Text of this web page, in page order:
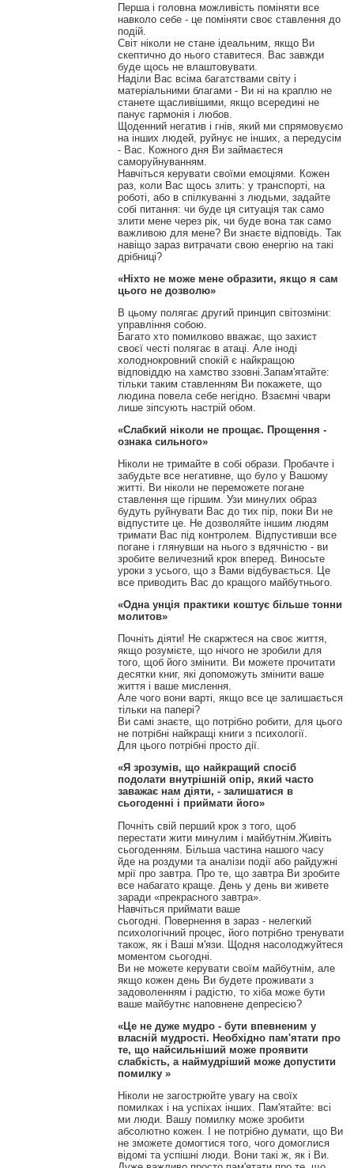
Перша і головна можливість поміняти все
навколо себе - це поміняти своє ставлення до
подій.
Світ ніколи не стане ідеальним, якщо Ви
скептично до нього ставитеся. Вас завжди
буде щось не влаштовувати.
Наділи Вас всіма багатствами світу і
матеріальними благами - Ви ні на краплю не
станете щасливішими, якщо всередині не
панує гармонія і любов.
Щоденний негатив і гнів, який ми спрямовуємо
на інших людей, руйнує не інших, а передусім
- Вас. Кожного дня Ви займаєтеся
саморуйнуванням.
Навчіться керувати своїми емоціями. Кожен
раз, коли Вас щось злить: у транспорті, на
роботі, або в спілкуванні з людьми, задайте
собі питання: чи буде ця ситуація так само
злити мене через рік, чи буде вона так само
важливою для мене? Ви знаєте відповідь. Так
навіщо зараз витрачати свою енергію на такі
дрібниці?
«Ніхто не може мене образити, якщо я сам
цього не дозволю»
В цьому полягає другий принцип світозміни:
управління собою.
Багато хто помилково вважає, що захист
своєї честі полягає в атаці. Але іноді
холоднокровний спокій є найкращою
відповіддю на хамство ззовні. Запам'ятайте:
тільки таким ставленням Ви покажете, що
людина повела себе негідно.
Взаємні чвари
лише зіпсують настрій обом.
«Слабкий ніколи не прощає. Прощення -
ознака сильного»
Ніколи не тримайте в собі образи. Пробачте і
забудьте все негативне, що було у Вашому
житті. Ви ніколи не переможете погане
ставлення ще гіршим. Узи минулих образ
будуть руйнувати Вас до тих пір, поки Ви не
відпустите це. Не дозволяйте іншим людям
тримати Вас під контролем. Відпустивши все
погане і глянувши на нього з вдячністю - ви
зробите величезний крок вперед. Виносьте
уроки з усього, що з Вами відбувається. Це
все приводить Вас до кращого майбутнього.
«Одна унція практики коштує більше тонни
молитов»
Почніть діяти! Не скаржтеся на своє життя,
якщо розумієте, що нічого не зробили для
того, щоб його змінити. Ви можете прочитати
десятки книг, які допоможуть змінити ваше
життя і ваше мислення.
Але чого вони варті, якщо все це залишається
тільки на папері?
Ви самі знаєте, що потрібно робити, для цього
не потрібні найкращі книги з психології.
Для цього потрібні просто дії.
«Я зрозумів, що найкращий спосіб
подолати внутрішній опір, який часто
заважає нам діяти, - залишатися в
сьогоденні і приймати його»
Почніть свій перший крок з того, щоб
перестати жити минулим і майбутнім. Живіть
сьогоденням. Більша частина нашого часу
йде на роздуми та аналізи події або райдужні
мрії про завтра. Про те, що завтра Ви зробите
все набагато краще. День у день ви живете
заради «прекрасного завтра».
Навчіться приймати ваше
сьогодні. Повернення в зараз - нелегкий
психологічний процес, його потрібно тренувати
також, як і Ваші м'язи. Щодня насолоджуйтеся
моментом сьогодні.
Ви не можете керувати своїм майбутнім, але
якщо кожен день Ви будете проживати з
задоволенням і радістю, то хіба може бути
ваше майбутнє наповнене депресією?
«Це не дуже мудро - бути впевненим у
власній мудрості. Необхідно пам'ятати про
те, що найсильніший може проявити
слабкість, а наймудріший може допустити
помилку »
Ніколи не загострюйте увагу на своїх
помилках і на успіхах інших. Пам'ятайте: всі
ми люди. Вашу помилку може зробити
абсолютно кожен. І не потрібно думати, що Ви
не зможете домогтися того, чого домоглися
відомі та успішні люди. Вони такі ж, як і Ви.